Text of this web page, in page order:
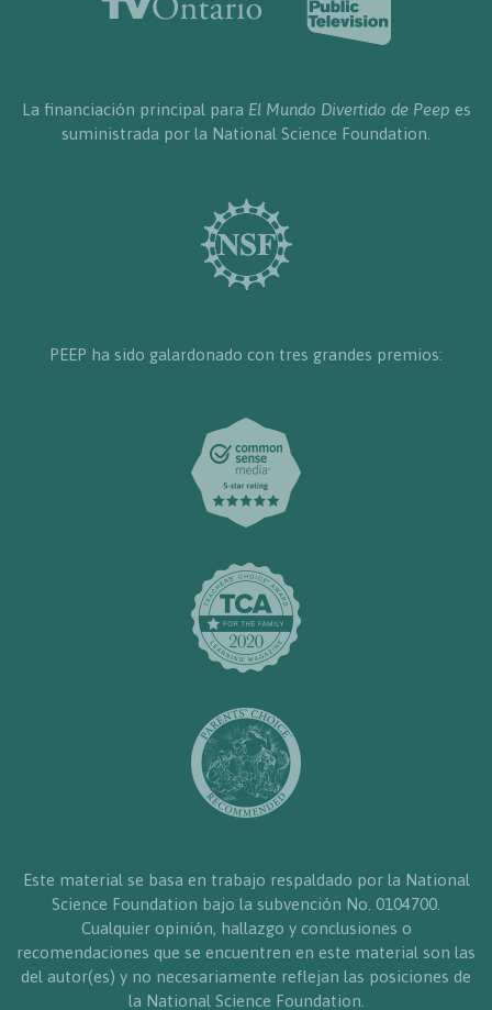
La financiación principal para El Mundo Divertido de Peep es
suministrada por la National Science Foundation.
PEEP ha sido galardonado con tres grandes premios:
Este material se basa en trabajo respaldado por la National
Science Foundation bajo la subvención No. 0104700.
Cualquier opinión, hallazgo y conclusiones o
recomendaciones que se encuentren en este material son las
del autor(es) y no necesariamente reflejan las posiciones de
la National Science Foundation.